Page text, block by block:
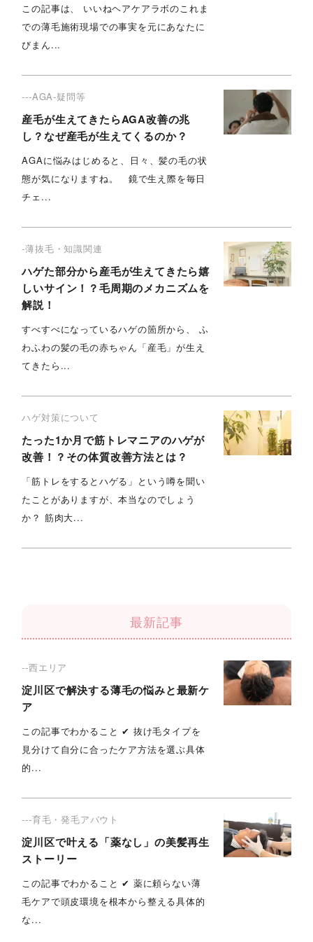
この記事は、 いいねヘアケアラボのこれま
での薄毛施術現場での事実を元にあなたに
びまん...
---AGA-疑問等
産毛が生えてきたらAGA改善の兆
し？なぜ産毛が生えてくるのか？
AGAに悩みはじめると、日々、髪の毛の状
態が気になりますね。 鏡で生え際を毎日
チェ...
-薄抜毛・知識関連
ハゲた部分から産毛が生えてきたら嬉
しいサイン！？毛周期のメカニズムを
解説！
すべすべになっているハゲの箇所から、 ふ
わふわの髪の毛の赤ちゃん「産毛」が生え
てきたら...
ハゲ対策について
たった1か月で筋トレマニアのハゲが
改善！？その体質改善方法とは？
「筋トレをするとハゲる」という噂を聞い
たことがありますが、本当なのでしょう
か？ 筋肉大...
最新記事
--西エリア
淀川区で解決する薄毛の悩みと最新ケ
ア
この記事でわかること ✔︎ 抜け毛タイプを
見分けて自分に合ったケア方法を選ぶ具体
的...
---育毛・発毛アバウト
淀川区で叶える「薬なし」の美髪再生
ストーリー
この記事でわかること ✔︎ 薬に頼らない薄
毛ケアで頭皮環境を根本から整える具体的
な...